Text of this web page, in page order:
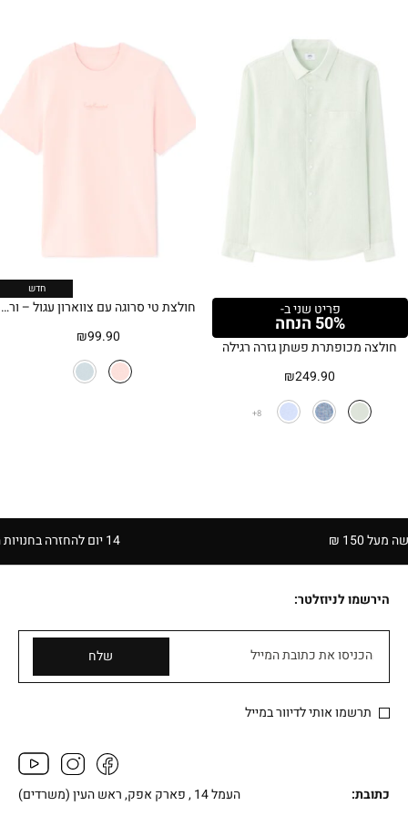
פריט שני ב-
50% הנחה
חולצה מכופתרת פשתן גזרה רגילה
₪249.90
8
חדש
חולצת טי סרוגה עם צווארון עגול – ורוד בהיר
₪99.90
₪
הירשמו לניוזלטר:
הכניסו את כתובת המייל שלח
תרשמו אותי לדיוור במייל
כתובת:
העמל 14 , פארק אפק, ראש העין (משרדים)